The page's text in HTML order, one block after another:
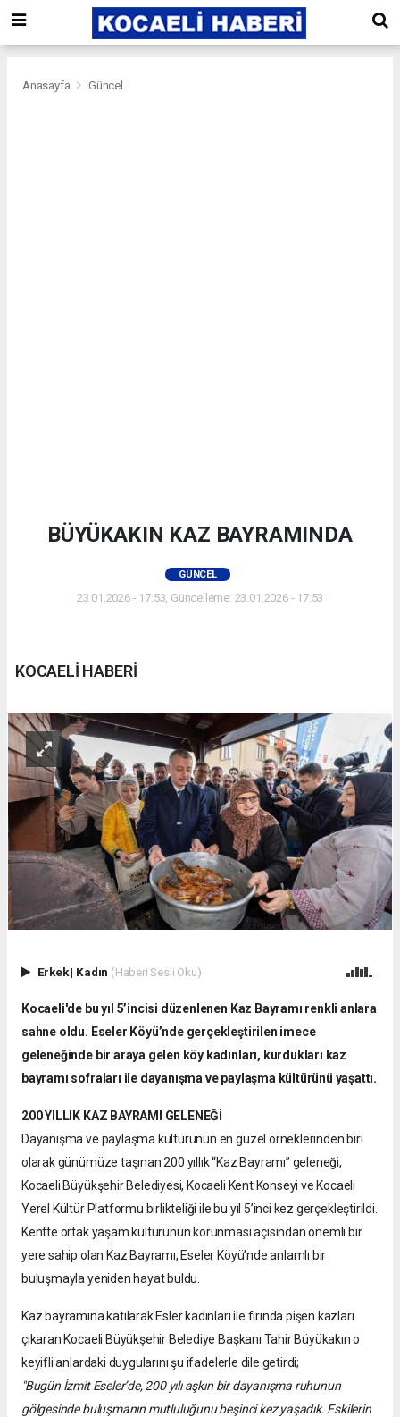
Anasayfa Güncel
BÜYÜKAKIN KAZ BAYRAMINDA
GÜNCEL
23.01.2026 - 17:53, Güncelleme: 23.01.2026 - 17:53
KOCAELİ HABERİ
Erkek| Kadın (Haberi Sesli Oku)
Kocaeli'de bu yıl 5’incisi düzenlenen Kaz Bayramı renkli anlara
sahne oldu. Eseler Köyü’nde gerçekleştirilen imece
geleneğinde bir araya gelen köy kadınları, kurdukları kaz
bayramı sofraları ile dayanışma ve paylaşma kültürünü yaşattı.
200 YILLIK KAZ BAYRAMI GELENEĞİ
Dayanışma ve paylaşma kültürünün en güzel örneklerinden biri
olarak günümüze taşınan 200 yıllık “Kaz Bayramı” geleneği,
Kocaeli Büyükşehir Belediyesi, Kocaeli Kent Konseyi ve Kocaeli
Yerel Kültür Platformu birlikteliği ile bu yıl 5’inci kez gerçekleştirildi.
Kentte ortak yaşam kültürünün korunması açısından önemli bir
yere sahip olan Kaz Bayramı, Eseler Köyü’nde anlamlı bir
buluşmayla yeniden hayat buldu.
Kaz bayramına katılarak Esler kadınları ile fırında pişen kazları
çıkaran Kocaeli Büyükşehir Belediye Başkanı Tahir Büyükakın o
keyifli anlardaki duygularını şu ifadelerle dile getirdi;
"Bugün İzmit Eseler’de, 200 yılı aşkın bir dayanışma ruhunun
gölgesinde buluşmanın mutluluğunu beşinci kez yaşadık. Eskilerin